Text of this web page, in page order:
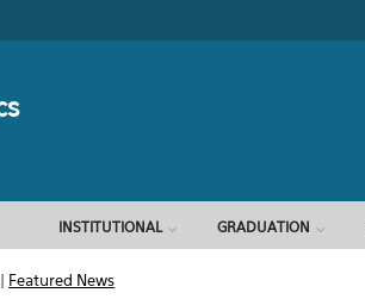
INSTITUTIONAL GRADUATION
| Featured News